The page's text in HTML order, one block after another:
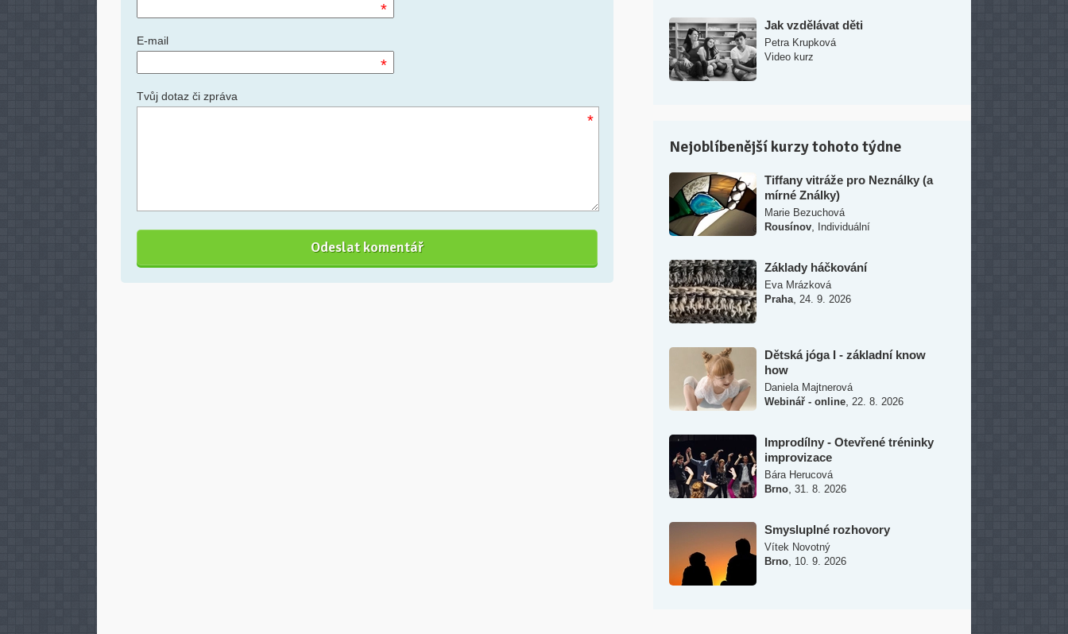
*
E-mail
*
Tvůj dotaz či zpráva
*
Jak vzdělávat děti
Petra Krupková
Video kurz
Nejoblíbenější kurzy tohoto týdne
Tiffany vitráže pro Neználky (a
mírné Ználky)
Marie Bezuchová
Rousínov
Individuální
Základy háčkování
Eva Mrázková
Praha 24. 9. 2026
Dětská jóga I - základní know
how
Daniela Majtnerová
Webinář - online 22. 8. 2026
Improdílny - Otevřené tréninky
improvizace
Bára Herucová
Brno 31. 8. 2026
Smysluplné rozhovory
Vítek Novotný
Brno 10. 9. 2026